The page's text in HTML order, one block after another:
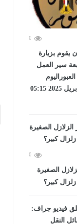
0
يقوم بزيارة
سير العمل
الثلاثاء، 15 أبريل 2025 05:15
0
الصغيرة
كبير؟